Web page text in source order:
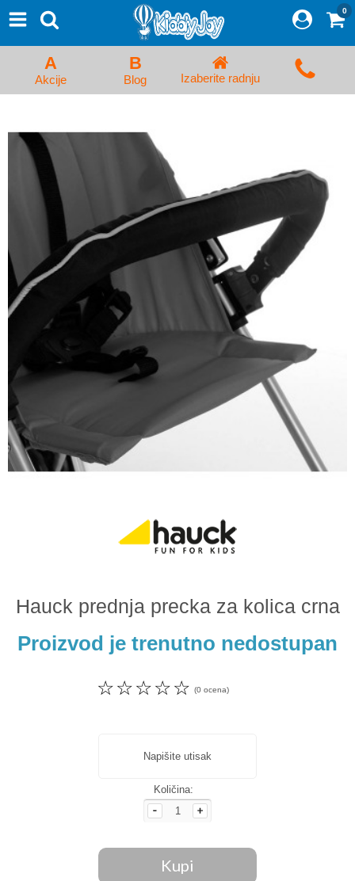
Proizvodi
Početna Prijava/Registracija
Kolica za bebe i dečija kolica
Auto sedišta za decu i bebe
Kreveci, ljuljaške i ležaljke
Kadice, noše i adapteri
Hranilice, flašice i cucle
Monitori, Ogradice i tricikli
Posteljine, vrećice i baldahini
Odeća i obuća
Igračke za bebe i decu
AKCIJA
0
A
Akcije
B
Blog Izaberite radnju
Hauck prednja precka za kolica crna
Proizvod je trenutno nedostupan
☆
☆
☆
☆
☆ (0 ocena)
Napišite utisak
Količina: